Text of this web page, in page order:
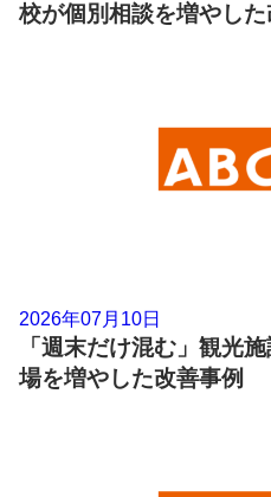
校が個別相談を増やした
2026年07月10日
「週末だけ混む」観光
場を増やした改善事例